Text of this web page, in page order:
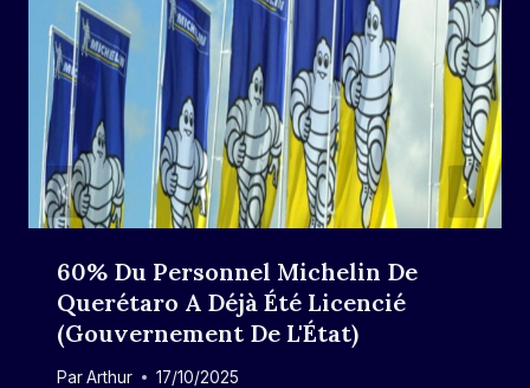
60% Du Personnel Michelin De
Querétaro A Déjà Été Licencié
(gouvernement De L'État)
ParArthur 17/10/2025